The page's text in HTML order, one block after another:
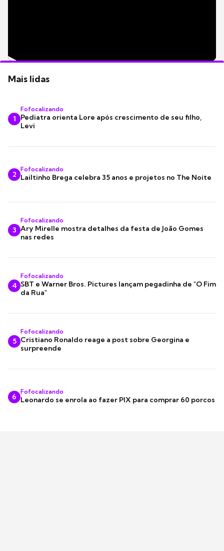
Mais lidas
1
Fofocalizando
Pediatra orienta Lore após crescimento de seu filho,
Levi
2
Fofocalizando
Lailtinho Brega celebra 35 anos e projetos no The Noite
3
Fofocalizando
Ary Mirelle mostra detalhes da festa de João Gomes
nas redes
4
Fofocalizando
SBT e Warner Bros. Pictures lançam pegadinha de "O Fim
da Rua"
5
Fofocalizando
Cristiano Ronaldo reage a post sobre Georgina e
surpreende
6
Fofocalizando
Leonardo se enrola ao fazer PIX para comprar 60 porcos